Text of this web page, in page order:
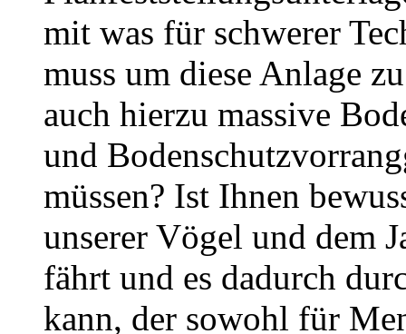
mit was für schwerer
muss um diese Anlage
auch hierzu massive
und
müssen? Ist Ihnen
unserer Vögel und dem
fährt und es dadurch
kann, der sowohl für